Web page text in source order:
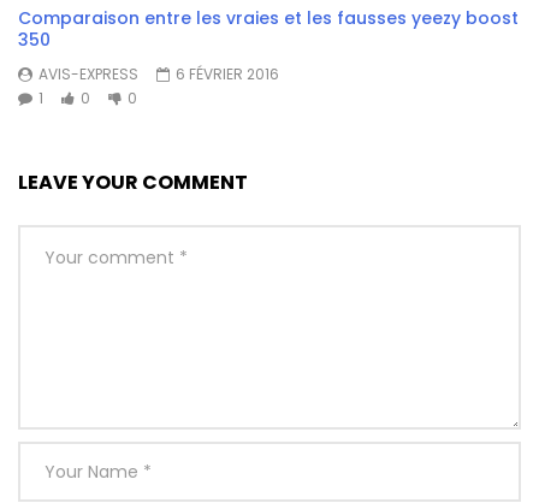
Comparaison entre les vraies et les fausses yeezy boost
350
AVIS-EXPRESS
6 FÉVRIER 2016
1
0 0
LEAVE YOUR COMMENT